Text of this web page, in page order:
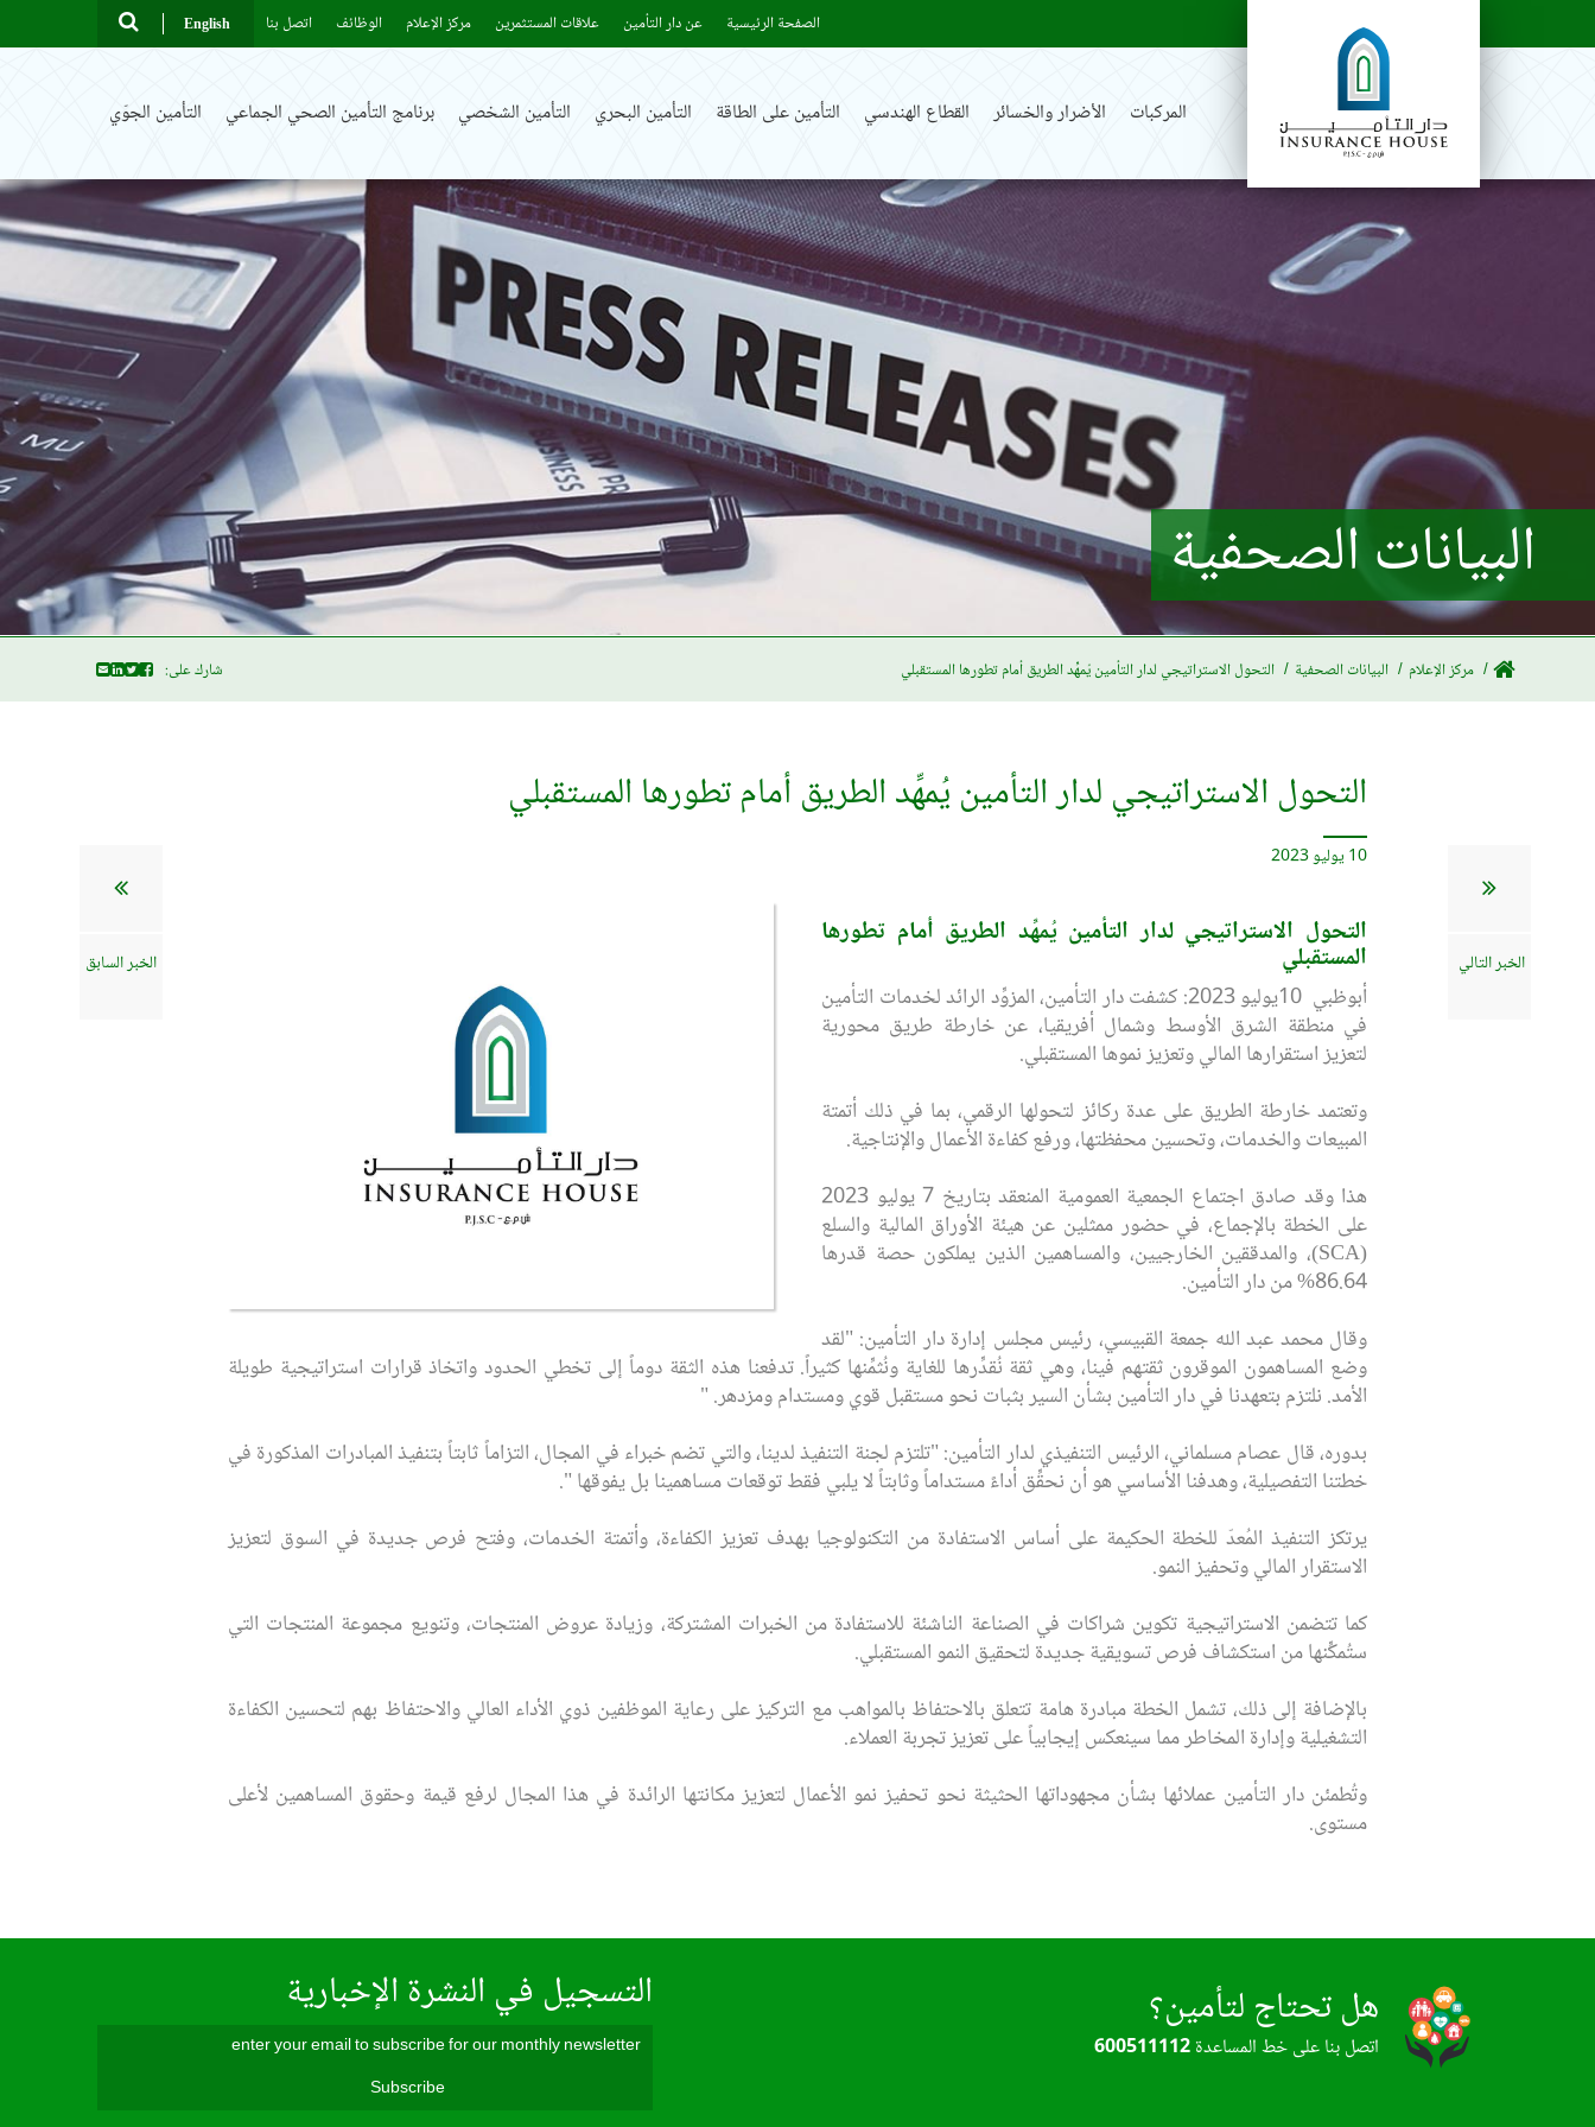
الصفحة الرئيسية عن دار التأمين علاقات المستثمرين مركز الإعلام الوظائف اتصل بنا English
المركبات الأضرار والخسائر القطاع الهندسي التأمين على الطاقة التأمين البحري التأمين الشخصي برنامج التأمين الصحي الجماعي التأمين الجوّي
البيانات الصحفية
مركز الإعلام البيانات الصحفية التحول الاستراتيجي لدار التأمين يُمهِّد الطريق أمام تطورها المستقبلي شارك على:
الخبر التالي الخبر السابق
التحول الاستراتيجي لدار التأمين يُمهِّد الطريق أمام تطورها المستقبلي
10 يوليو 2023
التحول الاستراتيجي لدار التأمين يُمهِّد الطريق أمام تطورها
المستقبلي
أبوظبي 10يوليو 2023: كشفت دار التأمين، المزوِّد الرائد لخدمات التأمين
في منطقة الشرق الأوسط وشمال أفريقيا، عن خارطة طريق محورية
لتعزيز استقرارها المالي وتعزيز نموها المستقبلي.
وتعتمد خارطة الطريق على عدة ركائز لتحولها الرقمي، بما في ذلك أتمتة
المبيعات والخدمات، وتحسين محفظتها، ورفع كفاءة الأعمال والإنتاجية.
هذا وقد صادق اجتماع الجمعية العمومية المنعقد بتاريخ 7 يوليو 2023
على الخطة بالإجماع، في حضور ممثلين عن هيئة الأوراق المالية والسلع
(SCA)، والمدققين الخارجيين، والمساهمين الذين يملكون حصة قدرها
86.64% من دار التأمين.
وقال محمد عبد الله جمعة القبيسي، رئيس مجلس إدارة دار التأمين: "لقد
وضع المساهمون الموقرون ثقتهم فينا، وهي ثقة نُقدِّرها للغاية ونُثمِّنها كثيراً. تدفعنا هذه الثقة دوماً إلى تخطي الحدود واتخاذ قرارات استراتيجية طويلة
الأمد. نلتزم بتعهدنا في دار التأمين بشأن السير بثبات نحو مستقبل قوي ومستدام ومزدهر. "
بدوره، قال عصام مسلماني، الرئيس التنفيذي لدار التأمين: "تلتزم لجنة التنفيذ لدينا، والتي تضم خبراء في المجال، التزاماً ثابتاً بتنفيذ المبادرات المذكورة في
خطتنا التفصيلية، وهدفنا الأساسي هو أن نحقِّق أداءً مستداماً وثابتاً لا يلبي فقط توقعات مساهمينا بل يفوقها ".
يرتكز التنفيذ المُعدّ للخطة الحكيمة على أساس الاستفادة من التكنولوجيا بهدف تعزيز الكفاءة، وأتمتة الخدمات، وفتح فرص جديدة في السوق لتعزيز
الاستقرار المالي وتحفيز النمو.
كما تتضمن الاستراتيجية تكوين شراكات في الصناعة الناشئة للاستفادة من الخبرات المشتركة، وزيادة عروض المنتجات، وتنويع مجموعة المنتجات التي
ستُمكِّنها من استكشاف فرص تسويقية جديدة لتحقيق النمو المستقبلي.
بالإضافة إلى ذلك، تشمل الخطة مبادرة هامة تتعلق بالاحتفاظ بالمواهب مع التركيز على رعاية الموظفين ذوي الأداء العالي والاحتفاظ بهم لتحسين الكفاءة
التشغيلية وإدارة المخاطر مما سينعكس إيجابياً على تعزيز تجربة العملاء.
وتُطمئن دار التأمين عملائها بشأن مجهوداتها الحثيثة نحو تحفيز نمو الأعمال لتعزيز مكانتها الرائدة في هذا المجال لرفع قيمة وحقوق المساهمين لأعلى
مستوى.
هل تحتاج لتأمين؟
اتصل بنا على خط المساعدة600511112
التسجيل في النشرة الإخبارية